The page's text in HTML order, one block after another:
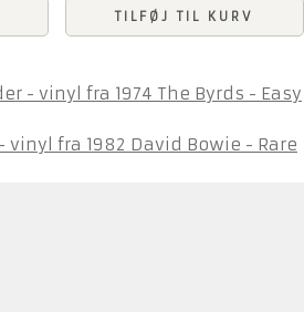
TILFØJ TIL KURV
The Byrds - Easy
David Bowie - Rare